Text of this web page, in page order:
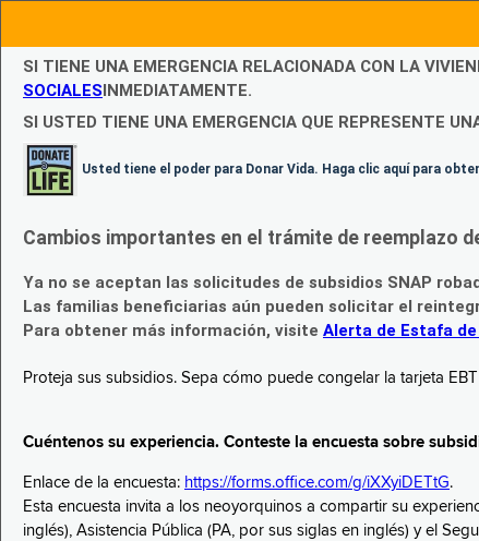
SI TIENE UNA EMERGENCIA RELACIONADA CON LA
SOCIALESINMEDIATAMENTE.
SI USTED TIENE UNA EMERGENCIA QUE REPRESENTE
Usted tiene el poder para Donar Vida. Haga clic aquí para
Cambios importantes en el trámite de reemplazo
Ya no se aceptan las solicitudes de subsidios SNAP
Las familias beneficiarias aún pueden solicitar el
Para obtener más información, visite Alerta de Estafa de
Proteja sus subsidios. Sepa cómo puede congelar la tarjeta
Cuéntenos su experiencia. Conteste la encuesta sobre
Enlace de la encuesta: https://forms.office.com/g/iXXyiDETtG.
Esta encuesta invita a los neoyorquinos a compartir su
inglés), Asistencia Pública (PA, por sus siglas en inglés) y el